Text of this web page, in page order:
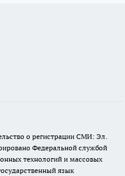
о регистрации СМИ: Эл.
Федеральной службой
технологий и массовых
язык